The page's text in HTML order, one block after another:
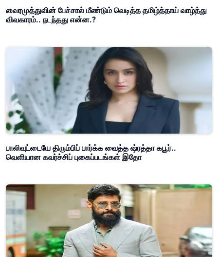
வைரமுத்துவின் பேச்சால் மீண்டும் வெடித்த தமிழ்த்தாய் வாழ்த்து
விவகாரம்.. நடந்தது என்ன.?
பாலிவுட்டையே திரும்பிப் பார்க்க வைத்த ஷ்ரத்தா கபூர்..
வெளியான கவர்ச்சிப் புகைப்படங்கள் இதோ